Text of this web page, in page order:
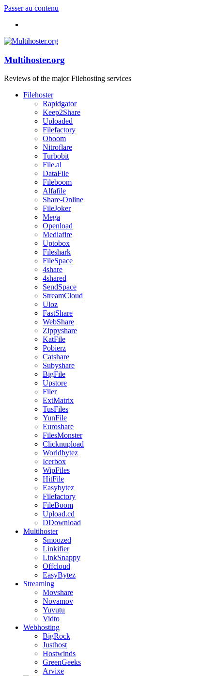
Passer au contenu
Multihoster.org
Reviews of the major Filehosting services
Filehoster
Rapidgator
Keep2Share
Uploaded
Filefactory
Oboom
Nitroflare
Turbobit
File.al
DataFile
Fileboom
Alfafile
Share-Online
FileJoker
Mega
Openload
Mediafire
Uptobox
Fileshark
FileSpace
4share
4shared
SendSpace
StreamCloud
Uloz
FastShare
WebShare
Zippyshare
KatFile
Pobierz
Catshare
Subyshare
BigFile
Upstore
Filer
ExtMatrix
TusFiles
YunFile
Euroshare
FilesMonster
Clicknupload
Worldbytez
Icerbox
WipFiles
HitFile
Easybytez
Filefactory
FileBoom
Upload.cd
DDownload
Multihoster
Smoozed
Linkifier
LinkSnappy
Offcloud
EasyBytez
Streaming
Movshare
Novamov
Yuvutu
Vidto
Webhosting
BigRock
Justhost
Hostwinds
GreenGeeks
Arvixe